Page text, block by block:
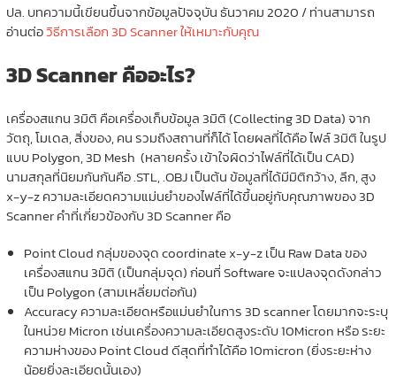
ปล. บทความนี้เขียนขึ้นจากข้อมูลปัจจุบัน ธันวาคม 2020 / ท่านสามารถ
อ่านต่อวิธีการเลือก 3D Scanner ให้เหมาะกับคุณ
3D Scanner คืออะไร?
เครื่องสแกน 3มิติ คือเครื่องเก็บข้อมูล 3มิติ (Collecting 3D Data) จาก
วัตถุ, โมเดล, สิ่งของ, คน รวมถึงสถานที่ก็ได้ โดยผลที่ได้คือ ไฟล์ 3มิติ ในรูป
แบบ Polygon, 3D Mesh (หลายครั้ง เข้าใจผิดว่าไฟล์ที่ได้เป็น CAD)
นามสกุลที่นิยมกันกันคือ .STL, .OBJ เป็นต้น ข้อมูลที่ได้มีมิติกว้าง, ลึก, สูง
x-y-z ความละเอียดความแม่นยำของไฟล์ที่ได้ขึ้นอยู่กับคุณภาพของ 3D
Scanner คำที่เกี่ยวข้องกับ 3D Scanner คือ
Point Cloud กลุ่มของจุด coordinate x-y-z เป็น Raw Data ของ
เครื่องสแกน 3มิติ (เป็นกลุ่มจุด) ก่อนที่ Software จะแปลงจุดดังกล่าว
เป็น Polygon (สามเหลี่ยมต่อกัน)
Accuracy ความละเอียดหรือแม่นยำในการ 3D scanner โดยมากจะระบุ
ในหน่วย Micron เช่นเครื่องความละเอียดสูงระดับ 10Micron หรือ ระยะ
ความห่างของ Point Cloud ดีสุดที่ทำได้คือ 10micron (ยิ่งระยะห่าง
น้อยยิ่งละเอียดนั้นเอง)